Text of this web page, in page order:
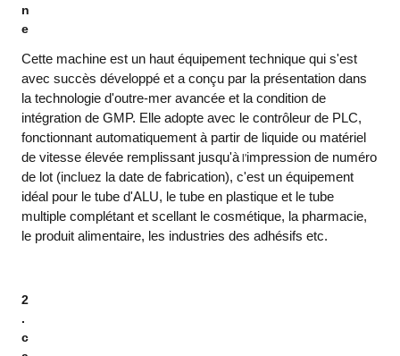
n
e
Cette machine est un haut équipement technique qui s'est
avec succès développé et a conçu par la présentation dans
la technologie d'outre-mer avancée et la condition de
intégration de GMP. Elle adopte avec le contrôleur de PLC,
fonctionnant automatiquement à partir de liquide ou matériel
de vitesse élevée remplissant jusqu'àl'impression de numéro
de lot (incluez la date de fabrication), c'est un équipement
idéal pour le tube d'ALU, le tube en plastique et le tube
multiple complétant et scellant le cosmétique, la pharmacie,
le produit alimentaire, les industries des adhésifs etc.
2
.
c